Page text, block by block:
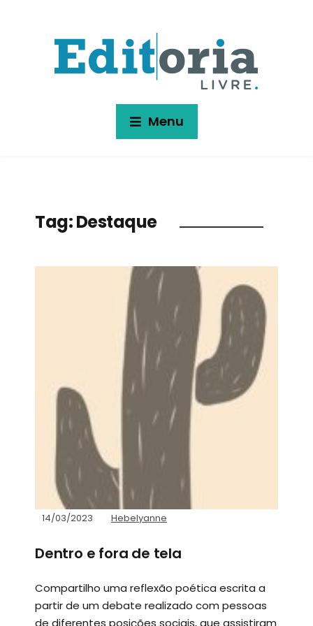
Menu
Tag:Destaque
14/03/2023 Hebelyanne
Dentro e fora de tela
Compartilho uma reflexão poética escrita a
partir de um debate realizado com pessoas
de diferentes posições sociais, que assistiram